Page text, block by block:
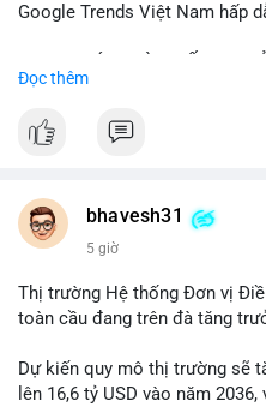
Google Trends Việt Nam hấp
ONDO, CASHCAT. • Chủ đề
BTC breakout và lệnh long/
định crypto là 'vấn đề lớn' giúp
trợ cổ phiếu Apple/IBM. • Bài
💡 NHẬN ĐỊNH & KHUYẾN
coin (PENGU, CASHCAT) và
SOL). Rủi ro tăng nếu không
Đọc thêm
bhavesh31
5 giờ
Thị trường Hệ thống Đơn vị
toàn cầu đang trên đà tăng
Dự kiến quy mô thị trường sẽ
lên 16,6 tỷ USD vào năm